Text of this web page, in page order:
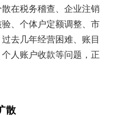
在税务稽查、企业注销
、个体户定额调整、市
去几年经营困难、账目
人账户收款等问题，正
散